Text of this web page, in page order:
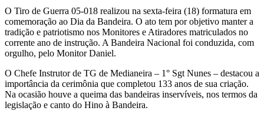
Pinterest
O Tiro de Guerra 05-018 realizou na sexta-feira (18) formatura em
comemoração ao Dia da Bandeira. O ato tem por objetivo manter a
tradição e patriotismo nos Monitores e Atiradores matriculados no
corrente ano de instrução. A Bandeira Nacional foi conduzida, com
orgulho, pelo Monitor Daniel.
O Chefe Instrutor de TG de Medianeira – 1° Sgt Nunes – destacou a
importância da cerimônia que completou 133 anos de sua criação.
Na ocasião houve a queima das bandeiras inservíveis, nos termos da
legislação e canto do Hino à Bandeira.